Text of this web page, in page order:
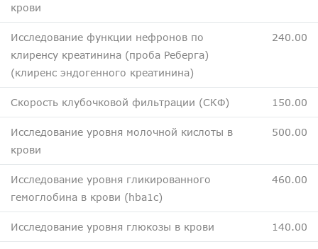
крови
Исследование функции нефронов по
клиренсу креатинина (проба Реберга)
(клиренс эндогенного креатинина)
240.00
Скорость клубочковой фильтрации (СКФ) 150.00
Исследование уровня молочной кислоты в
крови
500.00
Исследование уровня гликированного
гемоглобина в крови (hba1c)
460.00
Исследование уровня глюкозы в крови 140.00